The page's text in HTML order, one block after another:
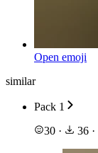
Open emoji
similar
Pack 1
30 · 36 ·